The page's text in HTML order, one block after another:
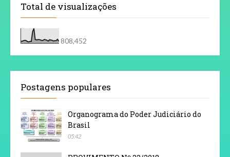
Total de visualizações
808,452
Postagens populares
Organograma do Poder Judiciário do
Brasil
05:42